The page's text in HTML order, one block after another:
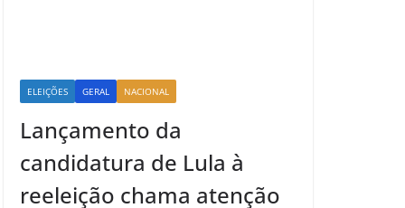
ELEIÇÕES GERAL NACIONAL
Lançamento da
candidatura de Lula à
reeleição chama atenção